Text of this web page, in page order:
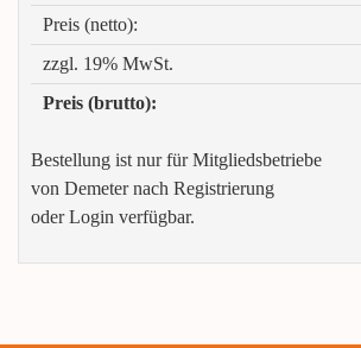
Preis (netto):
zzgl. 19% MwSt.
Preis (brutto):
Bestellung ist nur für Mitgliedsbetriebe
von Demeter nach Registrierung
oder Login verfügbar.